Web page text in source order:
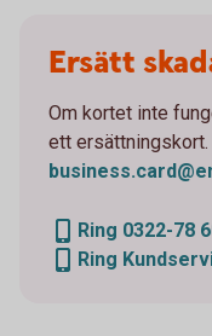
Ersätt
Om kortet inte
ett ersättningskort.
Ring 0322-78
Ring